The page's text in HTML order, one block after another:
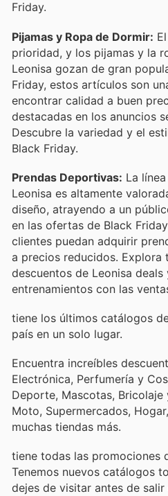
Friday.
Pijamas y Ropa de Dormir:
prioridad, y los pijamas y la
Leonisa gozan de gran
Friday, estos artículos son
encontrar calidad a buen
destacadas en los anuncios
Descubre la variedad y el
Black Friday.
Prendas Deportivas: La
Leonisa es altamente
diseño, atrayendo a un
en las ofertas de Black
clientes puedan adquirir
a precios reducidos. Explora
descuentos de Leonisa
entrenamientos con las
tiene los últimos catálogos
país en un solo lugar.
Encuentra increíbles
Electrónica, Perfumería y
Deporte, Mascotas,
Moto, Supermercados,
muchas tiendas más.
tiene todas las promociones
Tenemos nuevos catálogos
dejes de visitar antes de salir